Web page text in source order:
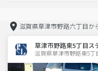
滋賀県草津市野路六丁目か
草津市野路東5丁目ス
滋賀県草津市野路東5丁